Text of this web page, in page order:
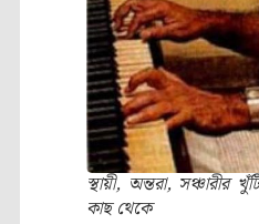
স্থায়ী, অন্তরা, সঞ্চারীর
কাছ থেকে